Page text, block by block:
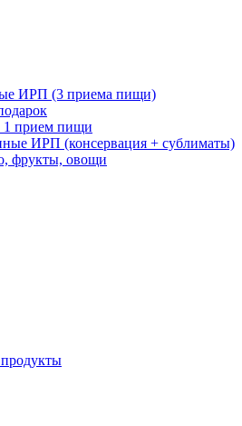
ИРП (3 приема пищи)
прием пищи
ИРП (консервация + сублиматы)
фрукты, овощи